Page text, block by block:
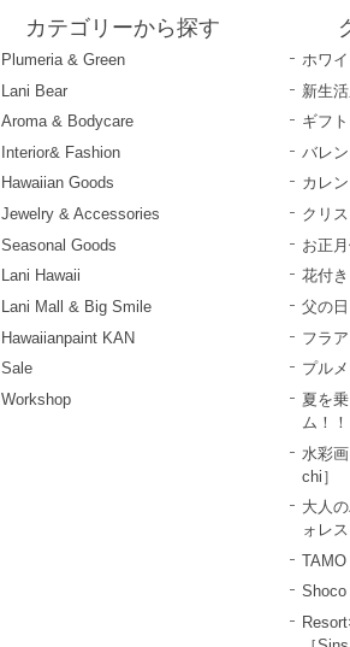
カテゴリーから探す
Plumeria & Green
Lani Bear
Aroma & Bodycare
Interior& Fashion
Hawaiian Goods
Jewelry & Accessories
Seasonal Goods
Lani Hawaii
Lani Mall & Big Smile
Hawaiianpaint KAN
Sale
Workshop
ホワ
新生
ギフト
バレ
カレ
クリ
お正
花付
父の
フラ
プル
夏を
ム！！
水彩
chi］
大人
ォレ
TAMO
Shoco